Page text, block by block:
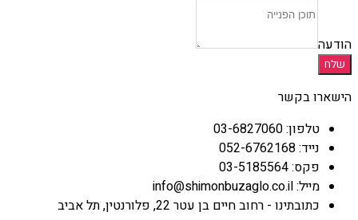
הודעה
שלח
הישארו בקשר
טלפון: 03-6827060
נייד: 052-6762168
פקס: 03-5185564
מייל: info@shimonbuzaglo.co.il
כתובתינו - רחוב חיים בן עטר 22, פלורנטין, תל אביב